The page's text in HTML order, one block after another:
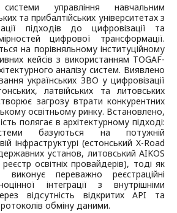
системи управління навчальним
та прибалтійських університетах з
підходів до цифровізації та
цифрової трансформації.
на порівняльному інституційному
кейсів з використанням TOGAF-
аналізу систем. Виявлено
українських ЗВО у цифровізації
латвійських та литовських
загрозу втрати конкурентних
освітньому ринку. Встановлено,
полягає в архітектурному підході:
базуються на потужній
інфраструктурі (естонський X-Road
установ, литовський AIKOS
освітніх провайдерів), тоді як
переважно реєстраційні
інтеграції з внутрішніми
відсутність відкритих API та
обміну даними.